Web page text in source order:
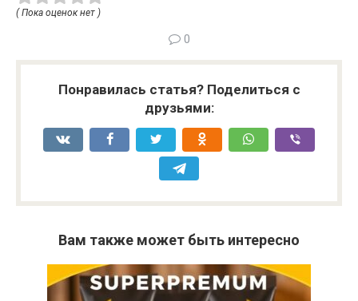
( Пока оценок нет )
0
Понравилась статья? Поделиться с
друзьями:
Вам также может быть интересно